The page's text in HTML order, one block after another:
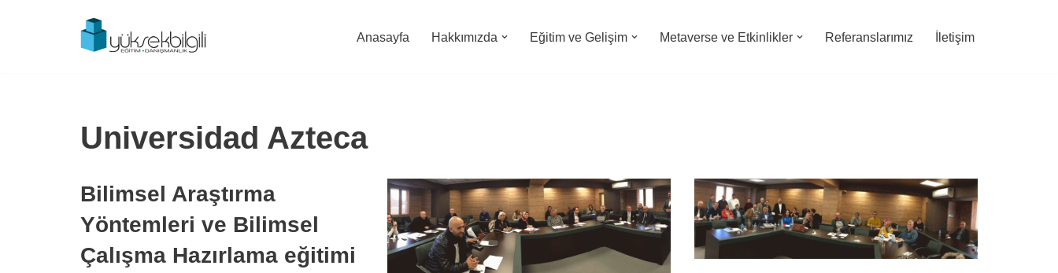
Anasayfa Hakkımızda Eğitim ve Gelişim Metaverse ve Etkinlikler Referanslarımız İletişim
Universidad Azteca
Bilimsel Araştırma
Yöntemleri ve Bilimsel
Çalışma Hazırlama eğitimi